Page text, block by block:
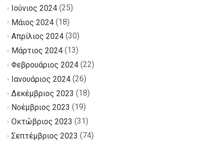
Ιούνιος 2024 (25)
Μάιος 2024 (18)
Απρίλιος 2024 (30)
Μάρτιος 2024 (13)
Φεβρουάριος 2024 (22)
Ιανουάριος 2024 (26)
Δεκέμβριος 2023 (18)
Νοέμβριος 2023 (19)
Οκτώβριος 2023 (31)
Σεπτέμβριος 2023 (74)